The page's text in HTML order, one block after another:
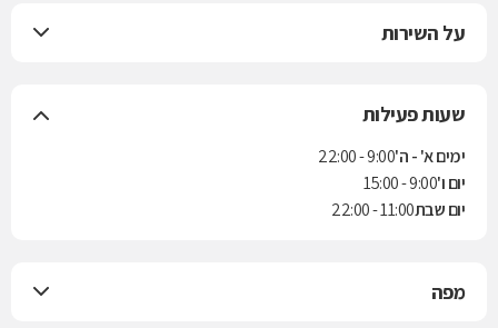
על השירות
שעות פעילות
ימים א' - ה'9:00 - 22:00
יום ו'9:00 - 15:00
יום שבת11:00 - 22:00
מפה